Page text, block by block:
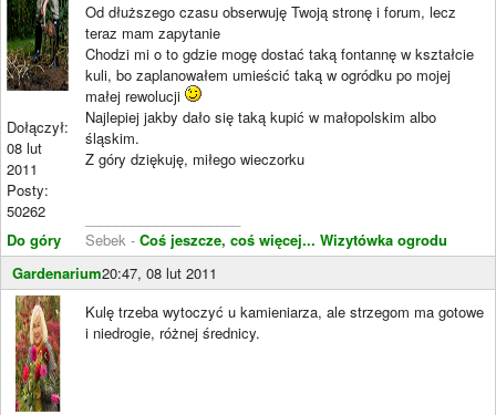
Dołączył:
08 lut
2011
Posty:
50262
Do góry
Od dłuższego czasu obserwuję Twoją stronę i forum, lecz
teraz mam zapytanie
Chodzi mi o to gdzie mogę dostać taką fontannę w kształcie
kuli, bo zaplanowałem umieścić taką w ogródku po mojej
małej rewolucji
Najlepiej jakby dało się taką kupić w małopolskim albo
śląskim.
Z góry dziękuję, miłego wieczorku
Sebek - Coś jeszcze, coś więcej... Wizytówka ogrodu
Gardenarium20:47, 08 lut 2011
Kulę trzeba wytoczyć u kamieniarza, ale strzegom ma gotowe
i niedrogie, różnej średnicy.